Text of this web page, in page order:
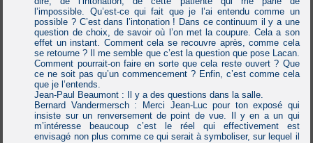
l’impossible. Qu’est-ce qui fait que je l’ai entendu comme un
possible ? C’est dans l’intonation ! Dans ce continuum il y a une
question de choix, de savoir où l’on met la coupure. Cela a son
effet un instant. Comment cela se recouvre après, comme cela
se retourne ? Il me semble que c’est la question que pose Lacan.
Comment pourrait-on faire en sorte que cela reste ouvert ? Que
ce ne soit pas qu’un commencement ? Enfin, c’est comme cela
que je l’entends.
Jean-Paul Beaumont : Il y a des questions dans la salle.
Bernard Vandermersch : Merci Jean-Luc pour ton exposé qui
insiste sur un renversement de point de vue. Il y en a un qui
m’intéresse beaucoup c’est le réel qui effectivement est
envisagé non plus comme ce qui serait à symboliser, sur lequel il